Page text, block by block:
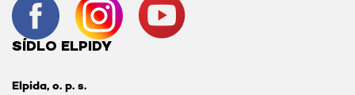
SÍDLO ELPIDY
Elpida, o. p. s.